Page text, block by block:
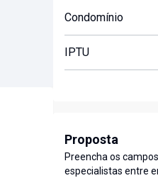
Condomínio
IPTU
Proposta
Preencha os
especialistas entre